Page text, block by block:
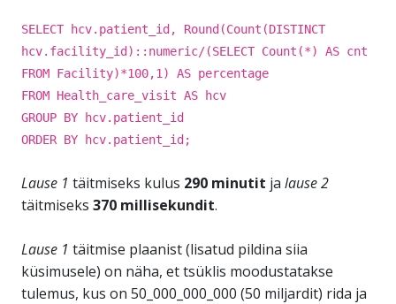
SELECT hcv.patient_id, Round(Count(DISTINCT
hcv.facility_id)::numeric/(SELECT Count(*) AS cnt
FROM Facility)*100,1) AS percentage
FROM Health_care_visit AS hcv
GROUP BY hcv.patient_id
ORDER BY hcv.patient_id;
Lause 1 täitmiseks kulus 290 minutit ja lause 2
täitmiseks 370 millisekundit.
Lause 1 täitmise plaanist (lisatud pildina siia
küsimusele) on näha, et tsüklis moodustatakse
tulemus, kus on 50_000_000_000 (50 miljardit) rida ja